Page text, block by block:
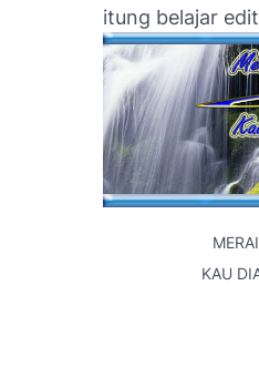
itung belajar
KAU